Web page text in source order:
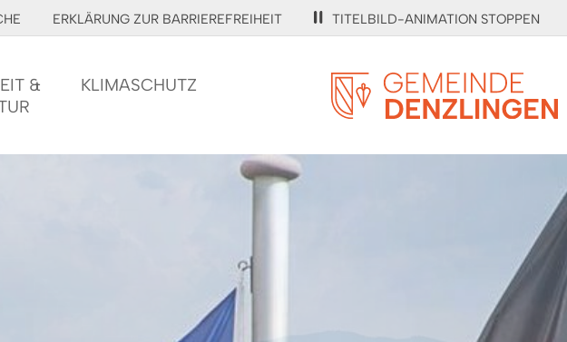
ERKLÄRUNG ZUR BARRIEREFREIHEIT TITELBILD-ANIMATION STOPPEN
&
KLIMASCHUTZ